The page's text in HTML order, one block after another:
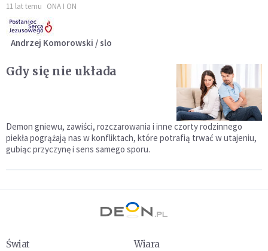
11 lat temu ONA I ON
Andrzej Komorowski / slo
Gdy się nie układa
Demon gniewu, zawiści, rozczarowania i inne czorty rodzinnego
piekła pogrążają nas w konfliktach, które potrafią trwać w utajeniu,
gubiąc przyczynę i sens samego sporu.
Świat
Wiara